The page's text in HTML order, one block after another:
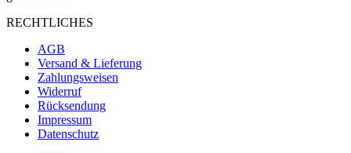
RECHTLICHES
AGB
Versand & Lieferung
Zahlungsweisen
Widerruf
Rücksendung
Impressum
Datenschutz